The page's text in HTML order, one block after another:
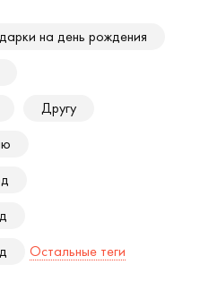
на день рождения
Другу
Остальные теги